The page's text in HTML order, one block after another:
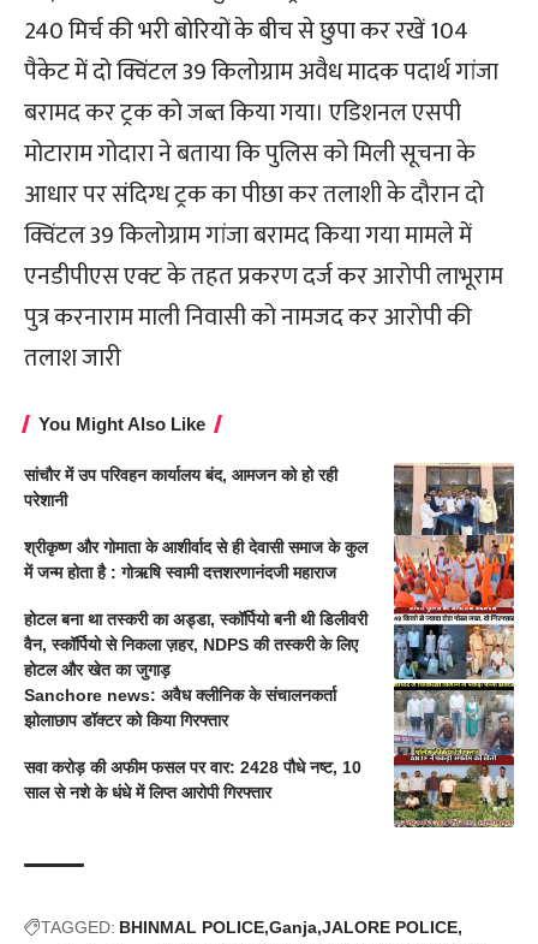
240 मिर्च की भरी बोरियों के बीच से छुपा कर रखें 104
पैकेट में दो क्विंटल 39 किलोग्राम अवैध मादक पदार्थ गांजा
बरामद कर ट्रक को जब्त किया गया। एडिशनल एसपी
मोटाराम गोदारा ने बताया कि पुलिस को मिली सूचना के
आधार पर संदिग्ध ट्रक का पीछा कर तलाशी के दौरान दो
क्विंटल 39 किलोग्राम गांजा बरामद किया गया मामले में
एनडीपीएस एक्ट के तहत प्रकरण दर्ज कर आरोपी लाभूराम
पुत्र करनाराम माली निवासी को नामजद कर आरोपी की
तलाश जारी
You Might Also Like
सांचौर में उप परिवहन कार्यालय बंद, आमजन को हो रही
परेशानी
श्रीकृष्ण और गोमाता के आशीर्वाद से ही देवासी समाज के कुल
में जन्म होता है : गोऋषि स्वामी दत्तशरणानंदजी महाराज
होटल बना था तस्करी का अड्डा, स्कॉर्पियो बनी थी डिलीवरी
वैन, स्कॉर्पियो से निकला ज़हर, NDPS की तस्करी के लिए
होटल और खेत का जुगाड़
Sanchore news: अवैध क्लीनिक के संचालनकर्ता
झोलाछाप डॉक्टर को किया गिरफ्तार
सवा करोड़ की अफीम फसल पर वार: 2428 पौधे नष्ट, 10
साल से नशे के धंधे में लिप्त आरोपी गिरफ्तार
TAGGED: BHINMAL POLICE Ganja JALORE POLICE